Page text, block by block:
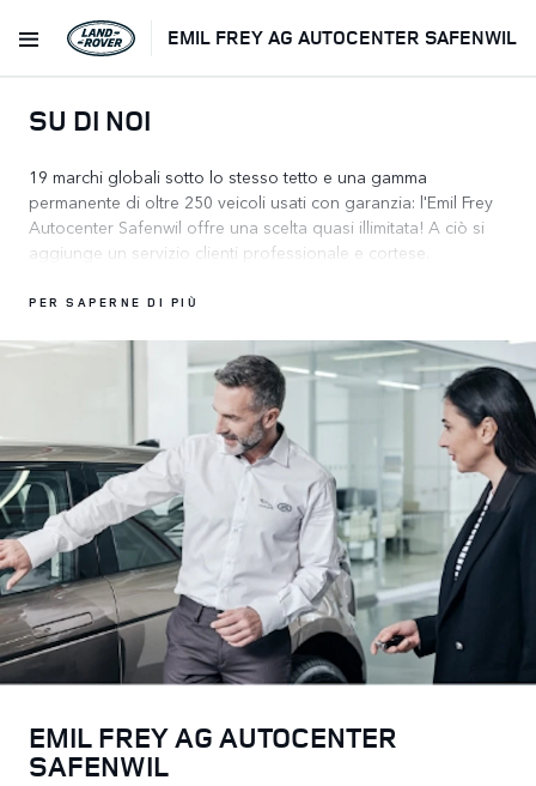
EMIL FREY AG AUTOCENTER SAFENWIL
SU DI NOI
19 marchi globali sotto lo stesso tetto e una gamma
permanente di oltre 250 veicoli usati con garanzia: l'Emil Frey
Autocenter Safenwil offre una scelta quasi illimitata! A ciò si
aggiunge un servizio clienti professionale e cortese.
PER SAPERNE DI PIÙ
EMIL FREY AG AUTOCENTER
SAFENWIL